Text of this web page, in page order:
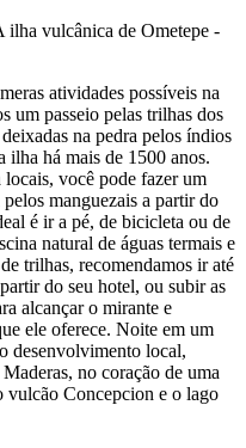
atividades possíveis na
um passeio pelas trilhas dos
na pedra pelos índios
ilha há mais de 1500 anos.
você pode fazer um
manguezais a partir do
é ir a pé, de bicicleta ou de
natural de águas termais e
trilhas, recomendamos ir até
do seu hotel, ou subir as
alcançar o mirante e
ele oferece. Noite em um
desenvolvimento local,
no coração de uma
vulcão Concepcion e o lago